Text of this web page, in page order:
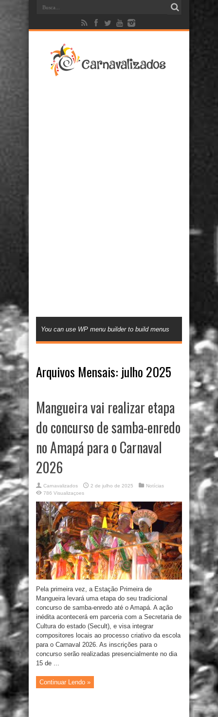
You can use WP menu builder to build menus
Arquivos Mensais: julho 2025
Mangueira vai realizar etapa
do concurso de samba-enredo
no Amapá para o Carnaval
2026
Carnavalizados 2 de julho de 2025
Notícias
786 Visualizaçoes
Pela primeira vez, a Estação Primeira de
Mangueira levará uma etapa do seu tradicional
concurso de samba-enredo até o Amapá. A ação
inédita acontecerá em parceria com a Secretaria de
Cultura do estado (Secult), e visa integrar
compositores locais ao processo criativo da escola
para o Carnaval 2026. As inscrições para o
concurso serão realizadas presencialmente no dia
15 de ...
Continuar Lendo »